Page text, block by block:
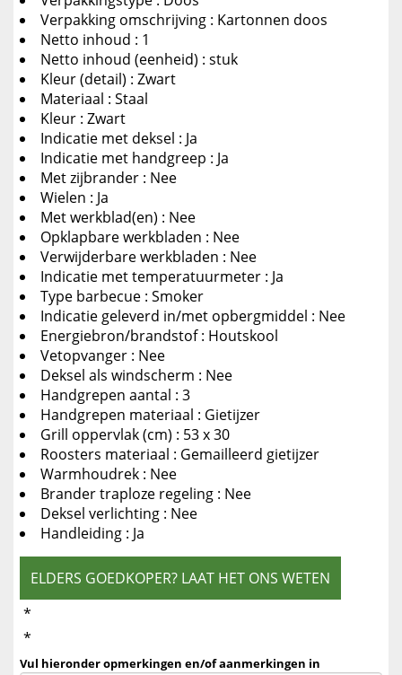
Verpakking omschrijving : Kartonnen doos
Netto inhoud : 1
Netto inhoud (eenheid) : stuk
Kleur (detail) : Zwart
Materiaal : Staal
Kleur : Zwart
Indicatie met deksel : Ja
Indicatie met handgreep : Ja
Met zijbrander : Nee
Wielen : Ja
Met werkblad(en) : Nee
Opklapbare werkbladen : Nee
Verwijderbare werkbladen : Nee
Indicatie met temperatuurmeter : Ja
Type barbecue : Smoker
Indicatie geleverd in/met opbergmiddel : Nee
Energiebron/brandstof : Houtskool
Vetopvanger : Nee
Deksel als windscherm : Nee
Handgrepen aantal : 3
Handgrepen materiaal : Gietijzer
Grill oppervlak (cm) : 53 x 30
Roosters materiaal : Gemailleerd gietijzer
Warmhoudrek : Nee
Brander traploze regeling : Nee
Deksel verlichting : Nee
Handleiding : Ja
ELDERS GOEDKOPER? LAAT HET ONS WETEN
*
*
Vul hieronder opmerkingen en/of aanmerkingen in